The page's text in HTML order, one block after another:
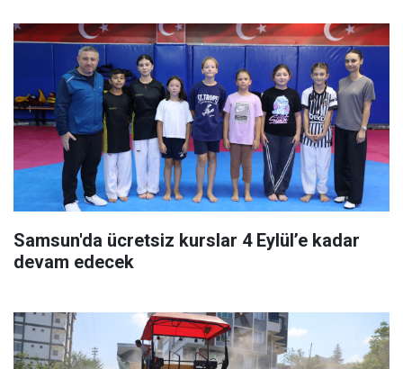
Samsun'da ücretsiz kurslar 4 Eylül’e kadar
devam edecek